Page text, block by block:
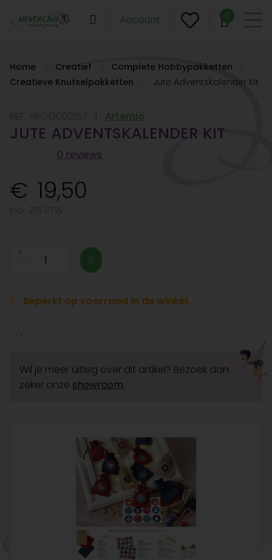
Account 0
Home Creatief
Complete Hobbypakketten
Creatieve Knutselpakketten
Jute Adventskalender Kit
Artemio
JUTE ADVENTSKALENDER KIT
0 reviews
19,50
Beperkt op voorraad in de winkel.
Wil je meer uitleg over dit artikel? Bezoek dan
zeker onze showroom.